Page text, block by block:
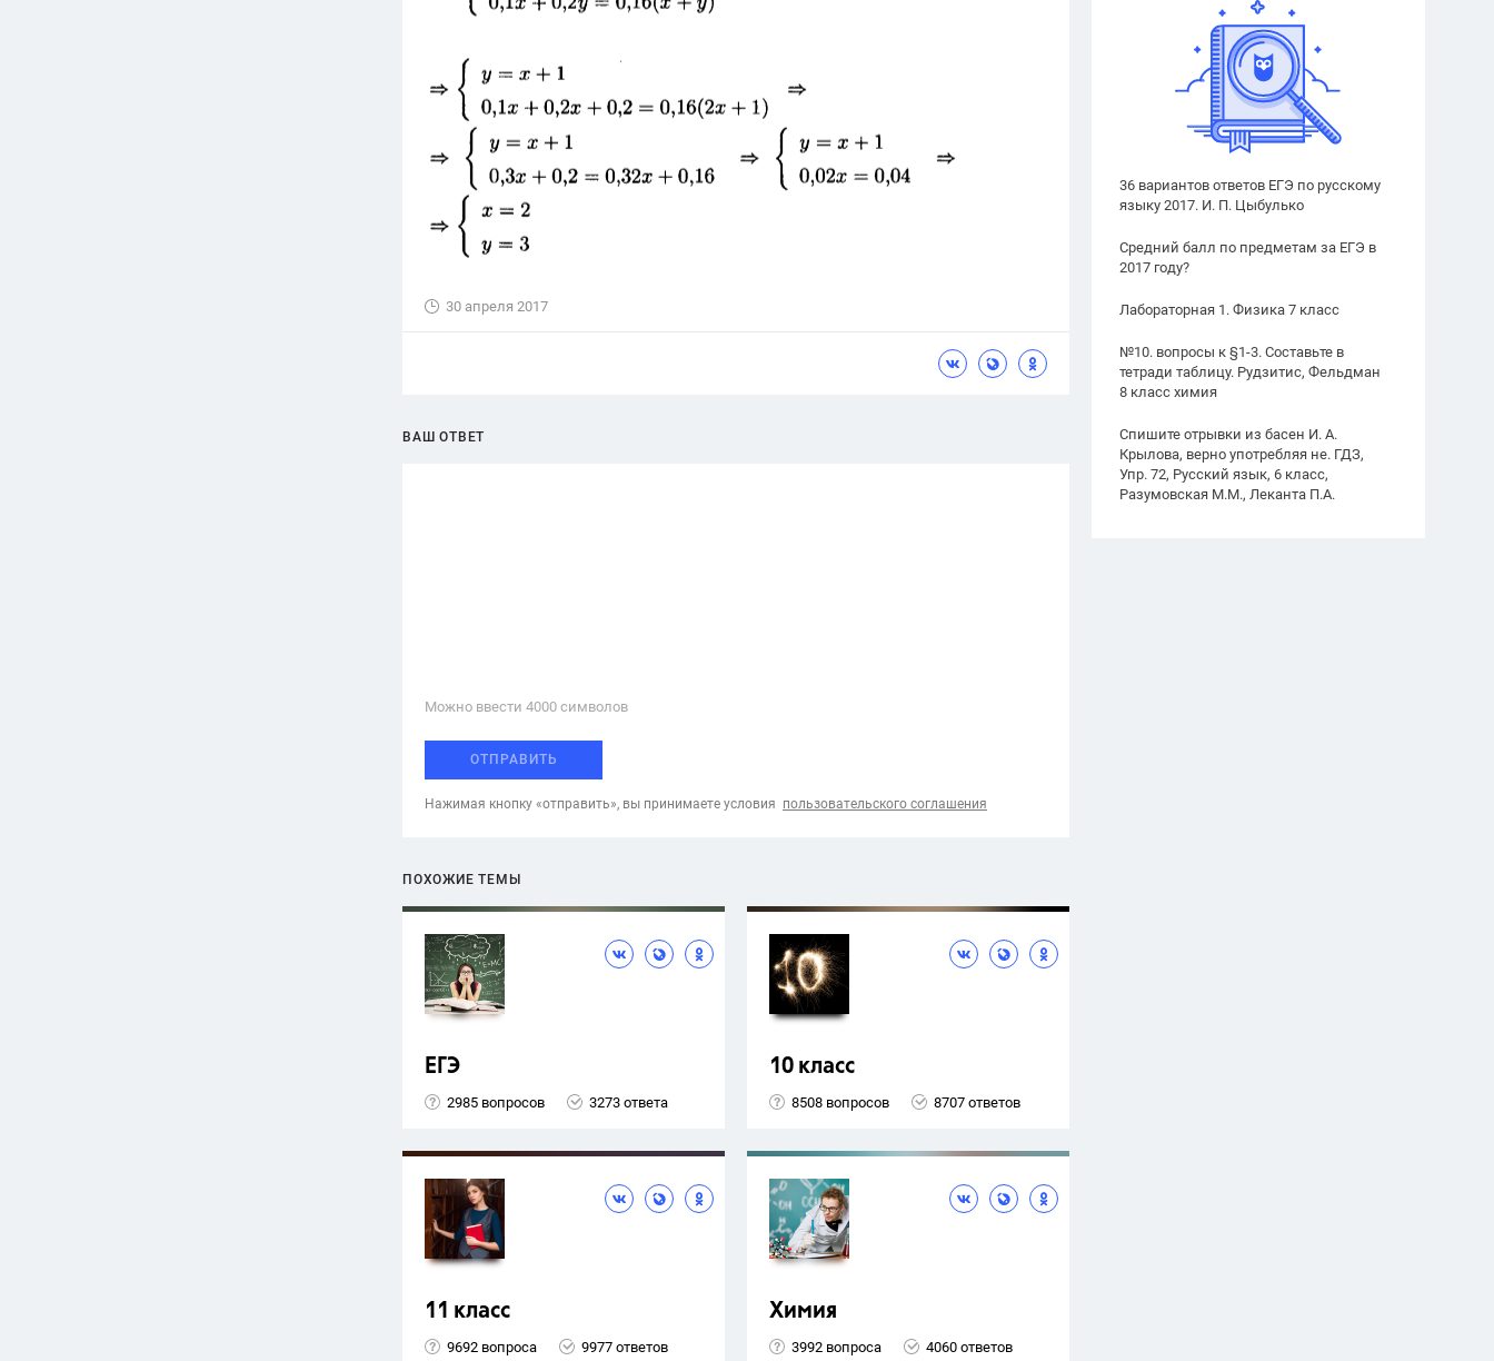
36 вариантов ответов ЕГЭ по русскому
языку 2017. И. П. Цыбулько
Средний балл по предметам за ЕГЭ в
2017 году?
Лабораторная 1. Физика 7 класс
№10. вопросы к §1-3. Составьте в
тетради таблицу. Рудзитис, Фельдман
8 класс химия
Спишите отрывки из басен И. А.
Крылова, верно употребляя не. ГДЗ,
Упр. 72, Русский язык, 6 класс,
Разумовская М.М., Леканта П.А.
30 апреля 2017
ВАШ ОТВЕТ
Можно ввести 4000 cимволов
ОТПРАВИТЬ
Нажимая кнопку «отправить», вы принимаете условия пользовательского соглашения
ПОХОЖИЕ ТЕМЫ
ЕГЭ
2985 вопросов 3273 ответа
10 класс
8508 вопросов 8707 ответов
11 класс
9692 вопроса 9977 ответов
Химия
3992 вопроса 4060 ответов